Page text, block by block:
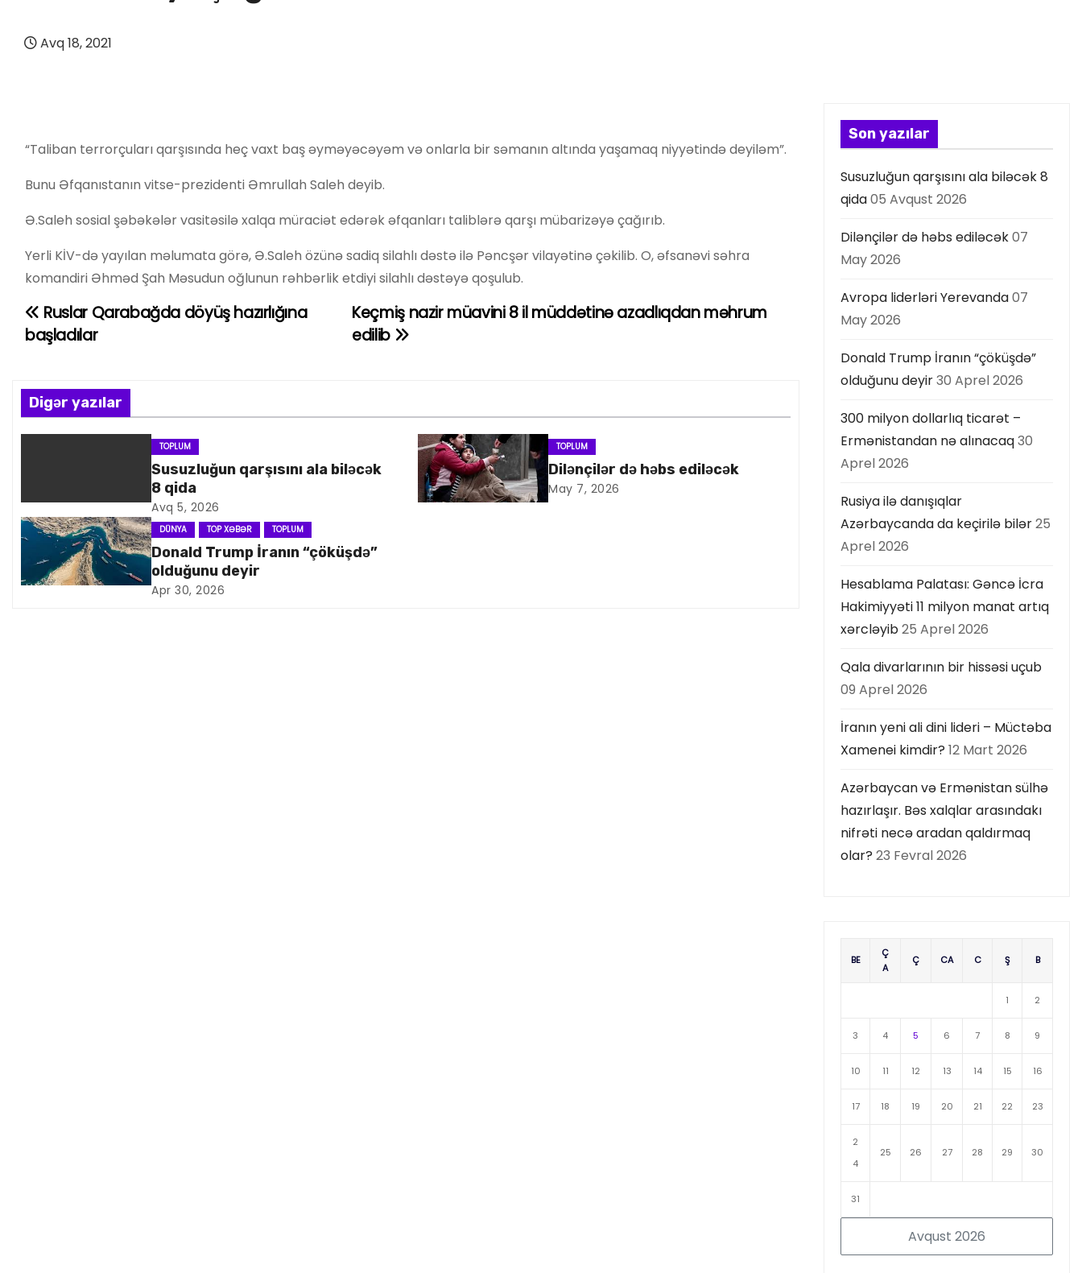
Avq 18, 2021
“Taliban terrorçuları qarşısında heç vaxt baş əyməyəcəyəm və onlarla bir səmanın altında yaşamaq niyyətində deyiləm”.
Bunu Əfqanıstanın vitse-prezidenti Əmrullah Saleh deyib.
Ə.Saleh sosial şəbəkələr vasitəsilə xalqa müraciət edərək əfqanları taliblərə qarşı mübarizəyə çağırıb.
Yerli KİV-də yayılan məlumata görə, Ə.Saleh özünə sadiq silahlı dəstə ilə Pəncşər vilayətinə çəkilib. O, əfsanəvi səhra
komandiri Əhməd Şah Məsudun oğlunun rəhbərlik etdiyi silahlı dəstəyə qoşulub.
Y
z
ı
v
q
Keçmiş nazir müavini 8 il müddətinə azadlıqdan məhrum
edilib
Ruslar Qarabağda döyüş hazırlığına
başladılar
Digər yazılar
TOPLUM
Susuzluğun qarşısını ala biləcək
8 qida
Avq 5, 2026
TOPLUM
Dilənçilər də həbs ediləcək
May 7, 2026
DÜNYA TOP XƏBƏR TOPLUM
Donald Trump İranın “çöküşdə”
olduğunu deyir
Apr 30, 2026
Son yazılar
Susuzluğun qarşısını ala biləcək 8
qida05 Avqust 2026
Dilənçilər də həbs ediləcək07
May 2026
Avropa liderləri Yerevanda07
May 2026
Donald Trump İranın “çöküşdə”
olduğunu deyir30 Aprel 2026
300 milyon dollarlıq ticarət –
Ermənistandan nə alınacaq30
Aprel 2026
Rusiya ilə danışıqlar
Azərbaycanda da keçirilə bilər25
Aprel 2026
Hesablama Palatası: Gəncə İcra
Hakimiyyəti 11 milyon manat artıq
xərcləyib25 Aprel 2026
Qala divarlarının bir hissəsi uçub
09 Aprel 2026
İranın yeni ali dini lideri – Müctəba
Xamenei kimdir? 12 Mart 2026
Azərbaycan və Ermənistan sülhə
hazırlaşır. Bəs xalqlar arasındakı
nifrəti necə aradan qaldırmaq
olar? 23 Fevral 2026
Avqust 2026
BE
Ç
A
Ç CA C Ş B
1 2
3 4 5 6 7 8 9
10 11 12 13 14 15 16
17 18 19 20 21 22 23
2
4
25 26 27 28 29 30
31